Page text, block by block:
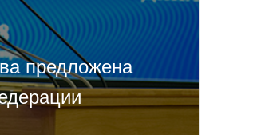
предложена